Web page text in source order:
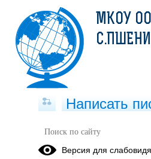
ДОКУМЕНТЫ
МКОУ
Написать
Версия для